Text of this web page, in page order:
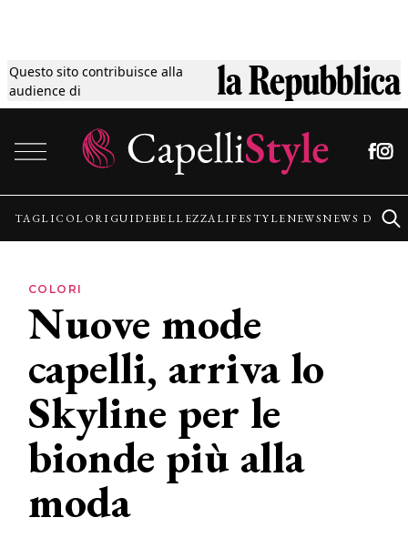
Questo sito contribuisce alla
audience di
Tagli
Colori
Guide
Lifestyle
News
News
aziende
TAGLICOLORI GUIDEBELLEZZALIFESTYLENEWSNEWS
COLORI
Nuove mode
capelli, arriva lo
Skyline per le
bionde più alla
moda